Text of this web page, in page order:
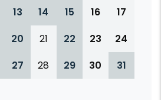
13 14 15 16
17
20 21 22 23
24
27 28 29 30 31